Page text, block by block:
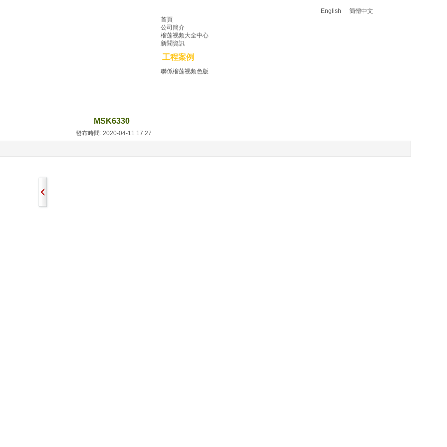
English
簡體中文
首頁
公司簡介
榴莲视频大全中心
新聞資訊
工程案例
聯係榴莲视频色版
MSK6330
發布時間: 2020-04-11 17:27